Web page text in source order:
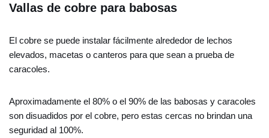
Vallas de cobre para babosas
El cobre se puede instalar fácilmente alrededor de lechos
elevados, macetas o canteros para que sean a prueba de
caracoles.
Aproximadamente el 80% o el 90% de las babosas y caracoles
son disuadidos por el cobre, pero estas cercas no brindan una
seguridad al 100%.